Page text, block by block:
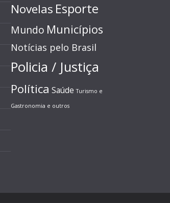
Novelas Esporte
Mundo Municípios
Notícias pelo Brasil
Policia / Justiça
Política Saúde Turismo e
Gastronomia e outros